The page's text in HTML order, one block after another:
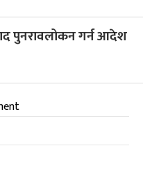
पुनरावलोकन गर्न आदेश